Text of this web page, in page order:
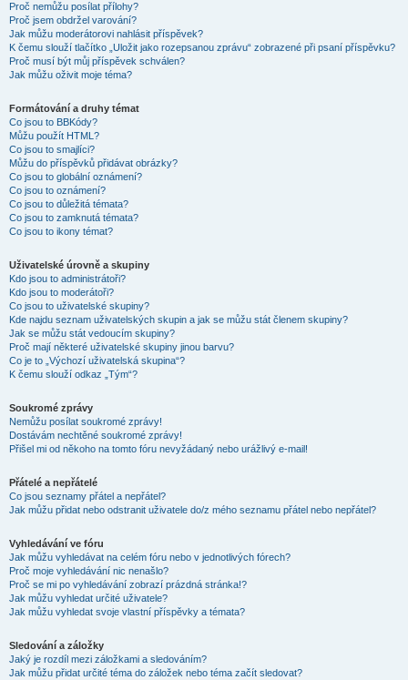
Proč nemůžu posílat přílohy?
Proč jsem obdržel varování?
Jak můžu moderátorovi nahlásit příspěvek?
K čemu slouží tlačítko „Uložit jako rozepsanou zprávu“ zobrazené při psaní příspěvku?
Proč musí být můj příspěvek schválen?
Jak můžu oživit moje téma?
Formátování a druhy témat
Co jsou to BBKódy?
Můžu použít HTML?
Co jsou to smajlíci?
Můžu do příspěvků přidávat obrázky?
Co jsou to globální oznámení?
Co jsou to oznámení?
Co jsou to důležitá témata?
Co jsou to zamknutá témata?
Co jsou to ikony témat?
Uživatelské úrovně a skupiny
Kdo jsou to administrátoři?
Kdo jsou to moderátoři?
Co jsou to uživatelské skupiny?
Kde najdu seznam uživatelských skupin a jak se můžu stát členem skupiny?
Jak se můžu stát vedoucím skupiny?
Proč mají některé uživatelské skupiny jinou barvu?
Co je to „Výchozí uživatelská skupina“?
K čemu slouží odkaz „Tým“?
Soukromé zprávy
Nemůžu posílat soukromé zprávy!
Dostávám nechtěné soukromé zprávy!
Přišel mi od někoho na tomto fóru nevyžádaný nebo urážlivý e-mail!
Přátelé a nepřátelé
Co jsou seznamy přátel a nepřátel?
Jak můžu přidat nebo odstranit uživatele do/z mého seznamu přátel nebo nepřátel?
Vyhledávání ve fóru
Jak můžu vyhledávat na celém fóru nebo v jednotlivých fórech?
Proč moje vyhledávání nic nenašlo?
Proč se mi po vyhledávání zobrazí prázdná stránka!?
Jak můžu vyhledat určité uživatele?
Jak můžu vyhledat svoje vlastní příspěvky a témata?
Sledování a záložky
Jaký je rozdíl mezi záložkami a sledováním?
Jak můžu přidat určité téma do záložek nebo téma začít sledovat?